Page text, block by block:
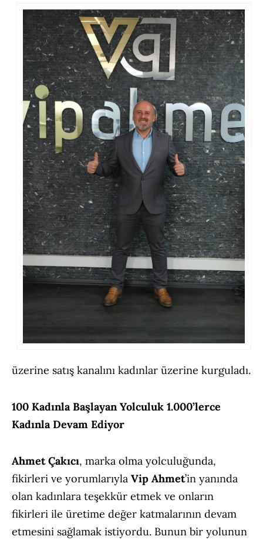
üzerine satış kanalını kadınlar üzerine kurguladı.
100 Kadınla Başlayan Yolculuk 1.000’lerce
Kadınla Devam Ediyor
Ahmet Çakıcı, marka olma yolculuğunda,
fikirleri ve yorumlarıyla Vip Ahmet’in yanında
olan kadınlara teşekkür etmek ve onların
fikirleri ile üretime değer katmalarının devam
etmesini sağlamak istiyordu. Bunun bir yolunun